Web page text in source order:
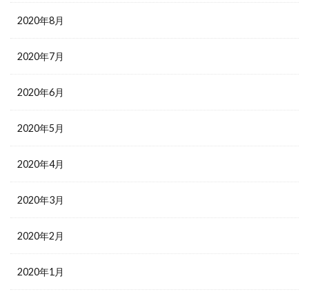
2020年8月
2020年7月
2020年6月
2020年5月
2020年4月
2020年3月
2020年2月
2020年1月